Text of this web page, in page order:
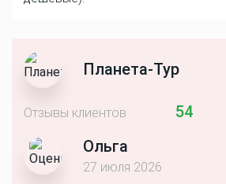
Планета-Тур
Отзывы клиентов 54
Ольга
27 июля 2026